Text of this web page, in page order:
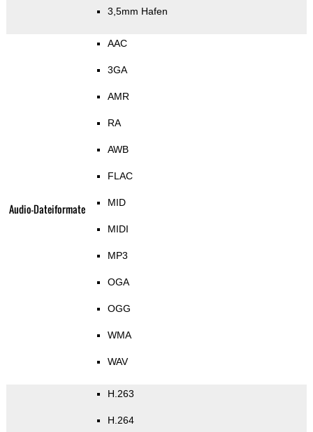
3,5mm Hafen
Audio-Dateiformate
AAC
3GA
AMR
RA
AWB
FLAC
MID
MIDI
MP3
OGA
OGG
WMA
WAV
H.263
H.264